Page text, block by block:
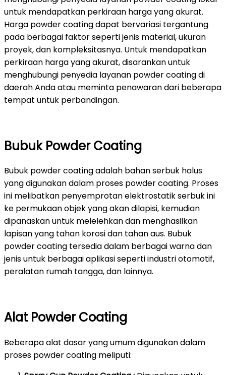
untuk mendapatkan perkiraan harga yang akurat.
Harga powder coating dapat bervariasi tergantung
pada berbagai faktor seperti jenis material, ukuran
proyek, dan kompleksitasnya. Untuk mendapatkan
perkiraan harga yang akurat, disarankan untuk
menghubungi penyedia layanan powder coating di
daerah Anda atau meminta penawaran dari beberapa
tempat untuk perbandingan.
Bubuk Powder Coating
Bubuk powder coating adalah bahan serbuk halus
yang digunakan dalam proses powder coating. Proses
ini melibatkan penyemprotan elektrostatik serbuk ini
ke permukaan objek yang akan dilapisi, kemudian
dipanaskan untuk melelehkan dan menghasilkan
lapisan yang tahan korosi dan tahan aus. Bubuk
powder coating tersedia dalam berbagai warna dan
jenis untuk berbagai aplikasi seperti industri otomotif,
peralatan rumah tangga, dan lainnya.
Alat Powder Coating
Beberapa alat dasar yang umum digunakan dalam
proses powder coating meliputi: